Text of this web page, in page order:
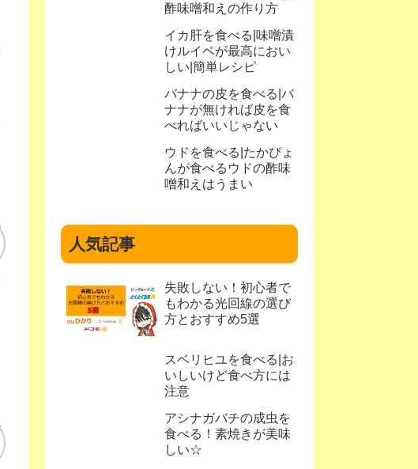
酢味噌和えの作り方
イカ肝を食べる|味噌漬
けルイベが最高におい
しい|簡単レシピ
バナナの皮を食べる|バ
ナナが無ければ皮を食
べればいいじゃない
ウドを食べる|たかぴょ
んが食べるウドの酢味
噌和えはうまい
人気記事
失敗しない！初心者で
もわかる光回線の選び
方とおすすめ5選
スベリヒユを食べる|お
いしいけど食べ方には
注意
アシナガバチの成虫を
食べる！素焼きが美味
しい☆